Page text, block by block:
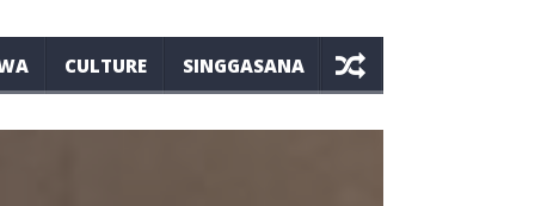
CULTURE SINGGASANA